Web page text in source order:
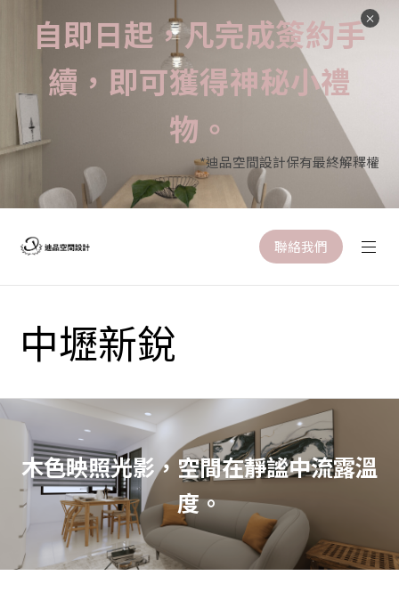
自即日起，凡完成簽約手
續，即可獲得神秘小禮
物。
*迪品空間設計保有最終解釋權
聯絡我們
中壢新銳
木色映照光影，空間在靜謐中流露溫
度。